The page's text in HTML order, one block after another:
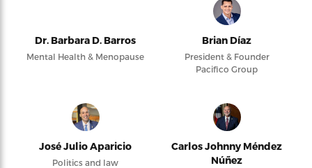
Dr. Barbara D. Barros
Mental Health & Menopause
Brian Díaz
President & Founder
Pacifico Group
José Julio Aparicio
Politics and law
Carlos Johnny Méndez
Núñez